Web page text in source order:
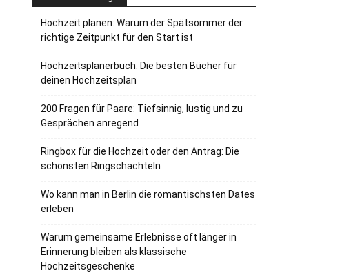
Hochzeit planen: Warum der Spätsommer der
richtige Zeitpunkt für den Start ist
Hochzeitsplanerbuch: Die besten Bücher für
deinen Hochzeitsplan
200 Fragen für Paare: Tiefsinnig, lustig und zu
Gesprächen anregend
Ringbox für die Hochzeit oder den Antrag: Die
schönsten Ringschachteln
Wo kann man in Berlin die romantischsten Dates
erleben
Warum gemeinsame Erlebnisse oft länger in
Erinnerung bleiben als klassische
Hochzeitsgeschenke